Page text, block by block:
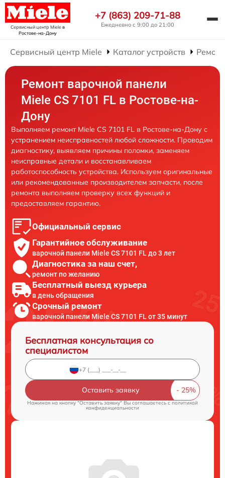
Сервисный центр Mieleв
Ростове-на-Дону
+7 (863) 209-71-88
Ежедневно с 9:00 до 21:00
Сервисный центр Miele Каталог устройств
Ремонт варочной панели
Miele CS 7101 FL в Ростове-на-
Дону
Выполняем ремонт Miele CS 7101 FL в Ростове-на-Дону с
устранением неисправностей любой сложности. Проводим
диагностику, выявляем причины поломки, заменяем
неисправные детали и восстанавливаем
работоспособность устройства. Используем оригинальные
или рекомендованные производителем запчасти, после
ремонта выполняем проверку всех функций и
предоставляем гарантию.
Официальный сервис
Гарантийное обслуживание
варочной панели Miele CS 7101 FL до 3 лет
Диагностика за наш счет,
ремонт по желанию
Бесплатный выезд курьера
в день обращения
Срочный ремонт
варочной панели Miele CS 7101 FL от 35 минут
Бесплатная консультация со
специалистом
Оставить заявку
Нажимая на кнопку "Оставить заявку" Вы соглашаетесь cполитикой
конфиденциальности